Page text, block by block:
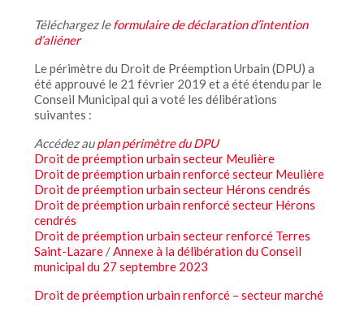
Téléchargez leformulaire de déclaration d’intention
d’aliéner
Le périmètre du Droit de Préemption Urbain (DPU) a
été approuvé le 21 février 2019 et a été étendu par le
Conseil Municipal qui a voté les délibérations
suivantes :
Accédez auplan périmètre du DPU
Droit de préemption urbain secteur Meulière
Droit de préemption urbain renforcé secteur Meulière
Droit de préemption urbain secteur Hérons cendrés
Droit de préemption urbain renforcé secteur Hérons
cendrés
Droit de préemption urbain secteur renforcé Terres
Saint-Lazare /Annexe à la délibération du Conseil
municipal du 27 septembre 2023
Droit de préemption urbain renforcé – secteur marché